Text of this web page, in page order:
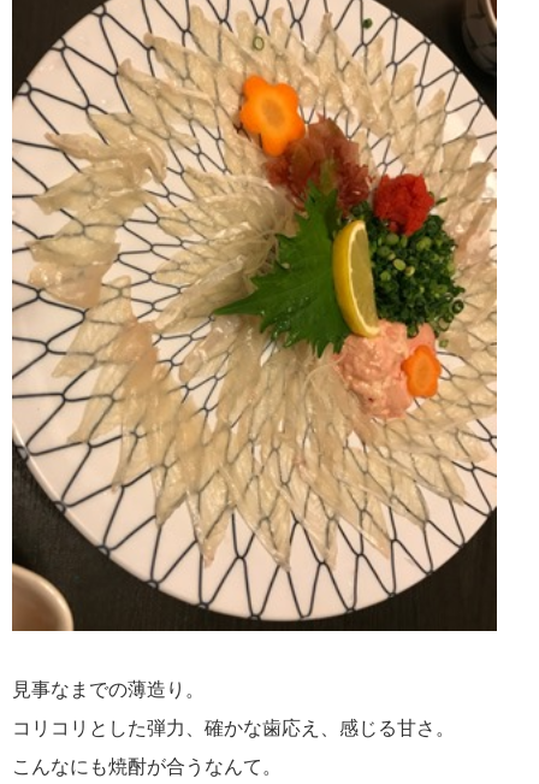
見事なまでの薄造り。
コリコリとした弾力、確かな歯応え、感じる甘さ。
こんなにも焼酎が合うなんて。